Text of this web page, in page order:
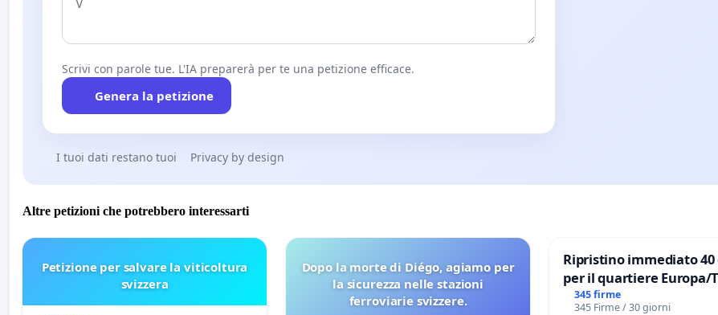
Scrivi con parole tue. L'IA preparerà per te una petizione efficace.
Genera la petizione
I tuoi dati restano tuoi Privacy by design
Altre petizioni che potrebbero interessarti
Petizione per salvare la viticoltura
svizzera
Dopo la morte di Diégo, agiamo per
la sicurezza nelle stazioni
ferroviarie svizzere.
Ripristino immediato 40
per il quartiere Europa/
di Aprilia
345 firme
345 Firme / 30 giorni